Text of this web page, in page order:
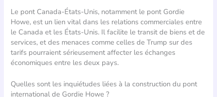
Le pont Canada-États-Unis, notamment le pont Gordie
Howe, est un lien vital dans les relations commerciales entre
le Canada et les États-Unis. Il facilite le transit de biens et de
services, et des menaces comme celles de Trump sur des
tarifs pourraient sérieusement affecter les échanges
économiques entre les deux pays.
Quelles sont les inquiétudes liées à la construction du pont
international de Gordie Howe ?